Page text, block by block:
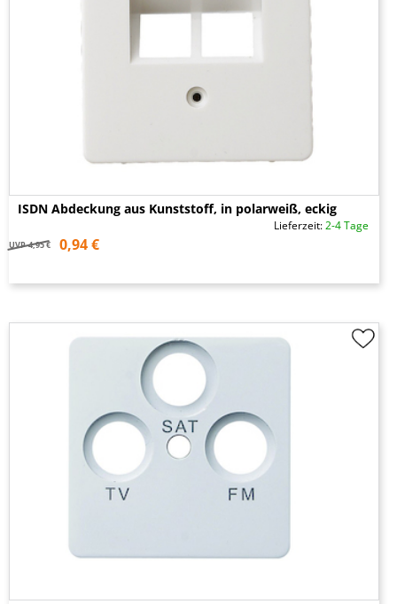
ISDN Abdeckung aus Kunststoff, in polarweiß, eckig
Lieferzeit:2-4 Tage
UVP 4,95 € 0,94 €